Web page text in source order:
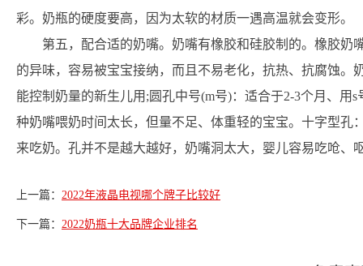
彩。奶瓶的硬度要高，因为太软的材质一遇高温就会变形。
第五，配合适的奶嘴。奶嘴有橡胶和硅胶制的。橡胶
的异味，容易被宝宝接纳，而且不易老化，抗热、抗腐蚀。
能控制奶量的新生儿用;圆孔中号(m号)：适合于2-3个月、
种奶嘴喂奶时间太长，但量不足、体重轻的宝宝。十字型孔
来吃奶。孔并不是越大越好，奶嘴洞太大，婴儿容易吃呛、
上一篇： 2022年液晶电视哪个牌子比较好
下一篇： 2022奶瓶十大品牌企业排名